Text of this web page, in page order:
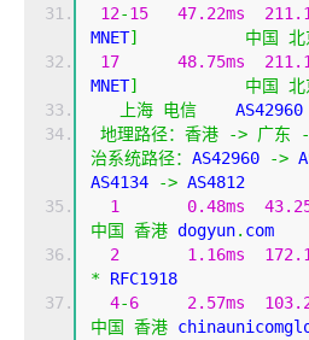
12-15 47.22ms
MNET] 中国 北
17
48.75ms
MNET] 中国 北
上海 电信
    AS42960
地理路径：香港
-> 广东
治系统路径： AS42960 ->
AS4134
-> AS4812
1
0.48ms
中国
香港 dogyun. com
2
1.16ms
* RFC1918
4-6 2.57ms
中国
香港